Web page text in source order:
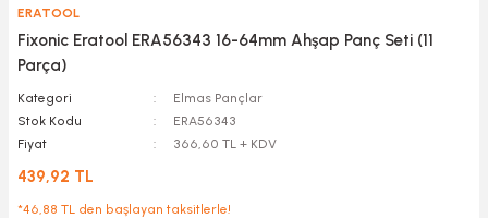
ERATOOL
Fixonic Eratool ERA56343 16-64mm Ahşap Panç Seti (11
Parça)
Kategori
Elmas Pançlar
Stok Kodu
ERA56343
Fiyat
366,60 TL + KDV
439,92 TL
*46,88 TL den başlayan taksitlerle!